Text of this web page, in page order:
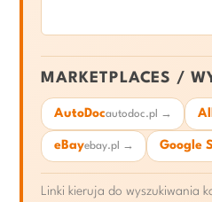
MARKETPLACES /
AutoDocautodoc.pl →
eBayebay.pl → Google
Linki kieruja do wyszukiwania